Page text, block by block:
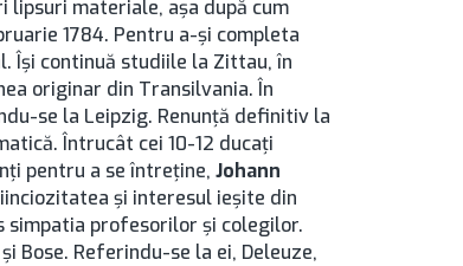
lipsuri materiale, aşa după cum
1784. Pentru a-şi completa
Îşi continuă studiile la Zittau, în
originar din Transilvania. În
se la Leipzig. Renunţă definitiv la
Întrucât cei 10-12 ducaţi
pentru a se întreţine, Johann
şi interesul ieşite din
simpatia profesorilor şi colegilor.
Bose. Referindu-se la ei, Deleuze,